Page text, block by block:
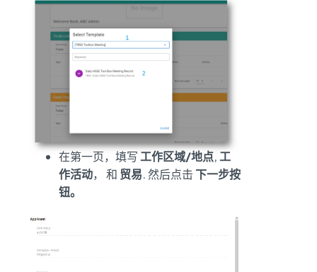
在第一页，填写 工作区域/地点, 工
作活动， 和 贸易. 然后点击 下一步按
钮。